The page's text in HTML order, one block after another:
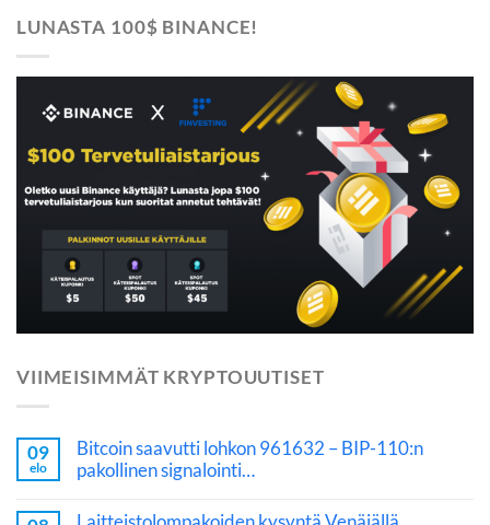
LUNASTA 100$ BINANCE!
VIIMEISIMMÄT KRYPTOUUTISET
09
elo
Bitcoin saavutti lohkon 961632 – BIP-110:n
pakollinen signalointi…